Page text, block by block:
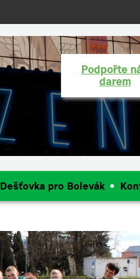
Podpořte
darem
Dešťovka pro Bolevák